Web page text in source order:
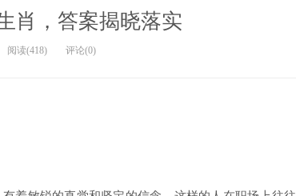
肖，答案揭晓落实
阅读(418) 评论(0)